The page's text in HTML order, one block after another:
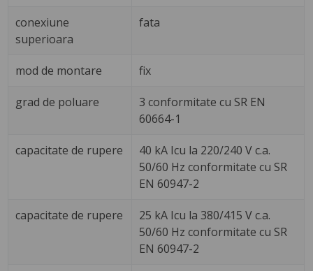
conexiune
superioara
fata
mod de montare fix
grad de poluare
3 conformitate cu SR EN
60664-1
capacitate de rupere
40 kA Icu la 220/240 V c.a.
50/60 Hz conformitate cu SR
EN 60947-2
capacitate de rupere
25 kA Icu la 380/415 V c.a.
50/60 Hz conformitate cu SR
EN 60947-2